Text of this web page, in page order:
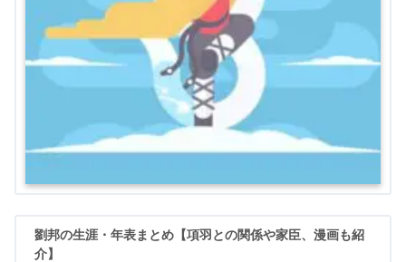
劉邦の生涯・年表まとめ【項羽との関係や家臣、漫画も紹
介】